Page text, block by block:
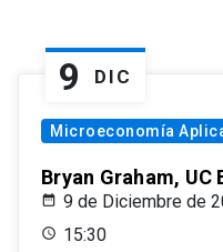
9 DIC
Microeconomía
Bryan Graham, UC
9 de Diciembre de
15:30